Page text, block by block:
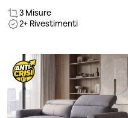
3 Misure
2+ Rivestimenti